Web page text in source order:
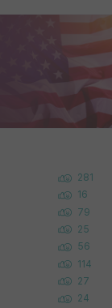
281
16
79
25
56
114
27
24